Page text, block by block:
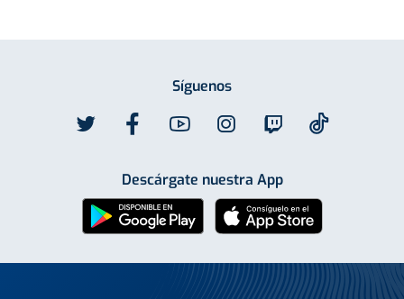
Síguenos
Descárgate nuestra App